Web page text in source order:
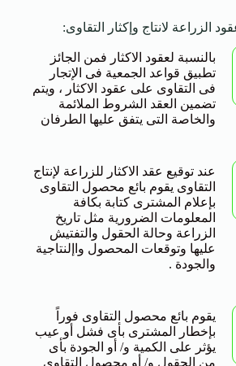
الزراعة لانتاج وإكثار التقاوى:
بالنسبة لعقود الاكثار فمن الجائز
تطبيق قواعد الجمعية فى الإتجار
فى التقاوى على عقود الاكثار ، ويتم
تضمين العقد الشروط الملائمة
والخاصة التى يتفق عليها الطرفان
عند توقيع عقد الاكثار للزراعة لإنتاج
التقاوى يقوم بائع محصول التقاوى
بإعلام المشترى كتابة بكافة
المعلومات الضرورية مثل تاريخ
الزراعة وحالة الحقول والتفتيش
عليها وتوقعات المحصول واإلنتاجية
والجودة .
يقوم بائع محصول التقاوى فوراً
بإخطار المشترى بأى فشل أو عيب
يؤثر على الكمية و/ أو الجودة بأى
من الحقول و/ أو محصول التقاوى